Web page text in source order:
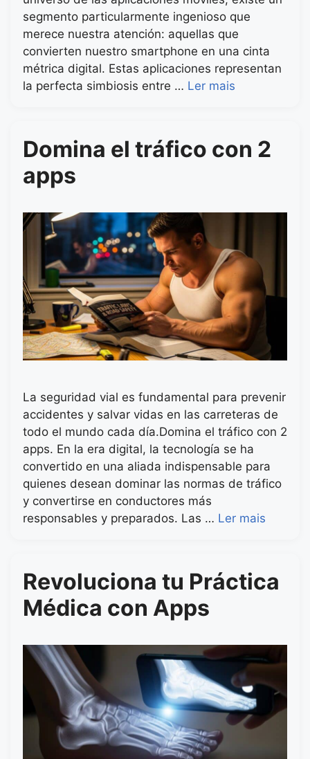
segmento particularmente ingenioso que
merece nuestra atención: aquellas que
convierten nuestro smartphone en una cinta
métrica digital. Estas aplicaciones representan
la perfecta simbiosis entre … Ler mais
Domina el tráfico con 2
apps
La seguridad vial es fundamental para prevenir
accidentes y salvar vidas en las carreteras de
todo el mundo cada día.Domina el tráfico con 2
apps. En la era digital, la tecnología se ha
convertido en una aliada indispensable para
quienes desean dominar las normas de tráfico
y convertirse en conductores más
responsables y preparados. Las … Ler mais
Revoluciona tu Práctica
Médica con Apps